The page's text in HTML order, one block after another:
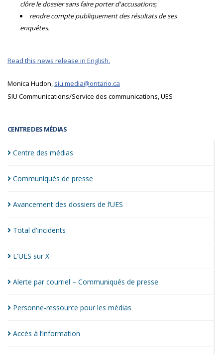
CENTRE DES MÉDIAS
Centre des médias
Communiqués de presse
Avancement des dossiers de l’UES
Total d'incidents
L'UES surX
Alerte par courriel – Communiqués de presse
Personne-ressource pour les médias
Accès à l’information
clôre le dossier sans faire porter d'accusations;
rendre compte publiquement des résultats de ses
enquêtes.
Read this news release in English.
Monica Hudon, siu.media@ontario.ca
SIU Communications/Service des communications, UES